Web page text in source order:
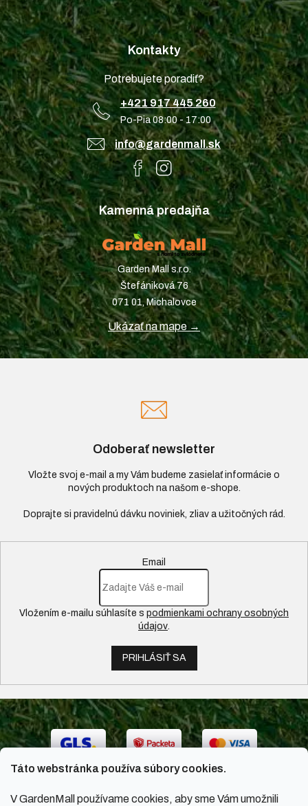
Táto webstránka používa súbory cookies.
V GardenMall používame cookies, aby sme Vám umožnili
Kontakty
Potrebujete poradiť?
+421 917 445 260
Po-Pia 08:00 - 17:00
info@gardenmall.sk
Kamenná predajňa
Garden Mall s.r.o.
Štefániková 76
071 01, Michalovce
Ukázať na mape →
Odoberať newsletter
Vložte svoj e-mail a my Vám budeme zasielať informácie o
nových produktoch na našom e-shope.
Email
Vložením e-mailu súhlasíte s podmienkami ochrany osobných
údajov.
PRIHLÁSIŤ SA